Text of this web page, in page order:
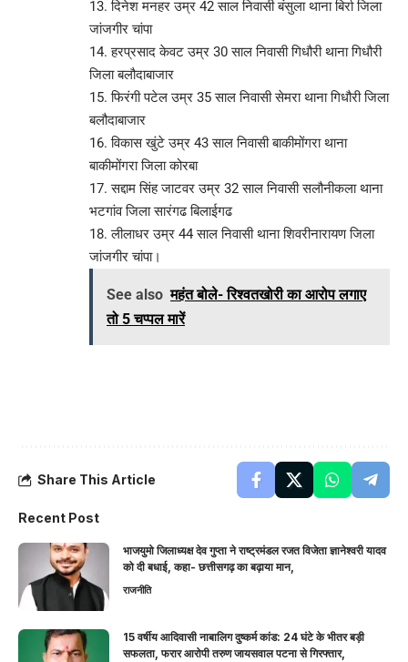
13. दिनेश मनहर उम्र 42 साल निवासी बंसुला थाना बिर्रा जिला
जांजगीर चांपा
14. हरप्रसाद केवट उम्र 30 साल निवासी गिधौरी थाना गिधौरी
जिला बलौदाबाजार
15. फिरंगी पटेल उम्र 35 साल निवासी सेमरा थाना गिधौरी जिला
बलौदाबाजार
16. विकास खुंटे उम्र 43 साल निवासी बाकीमोंगरा थाना
बाकीमोंगरा जिला कोरबा
17. सद्दाम सिंह जाटवर उम्र 32 साल निवासी सलौनीकला थाना
भटगांव जिला सारंगढ बिलाईगढ
18. लीलाधर उम्र 44 साल निवासी थाना शिवरीनारायण जिला
जांजगीर चांपा।
See also महंत बोले- रिश्वतखोरी का आरोप लगाए
तो 5 चप्पल मारें
Share This Article
Recent Post
भाजयुमो जिलाध्यक्ष देव गुप्ता ने राष्ट्रमंडल रजत विजेता ज्ञानेश्वरी यादव
को दी बधाई, कहा- छत्तीसगढ़ का बढ़ाया मान,
राजनीति
15 वर्षीय आदिवासी नाबालिग दुष्कर्म कांड: 24 घंटे के भीतर बड़ी
सफलता, फरार आरोपी तरुण जायसवाल पटना से गिरफ्तार,